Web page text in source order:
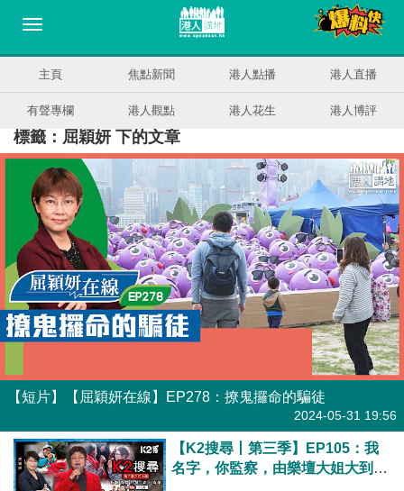
主頁 焦點新聞 港人點播 港人直播
有聲專欄 港人觀點 港人花生 港人博評
標籤：屈穎妍 下的文章
【短片】【屈穎妍在線】EP278：撩鬼攞命的騙徒
2024-05-31 19:56
【K2搜尋丨第三季】EP105：我
名字，你監察，由樂壇大姐大到大